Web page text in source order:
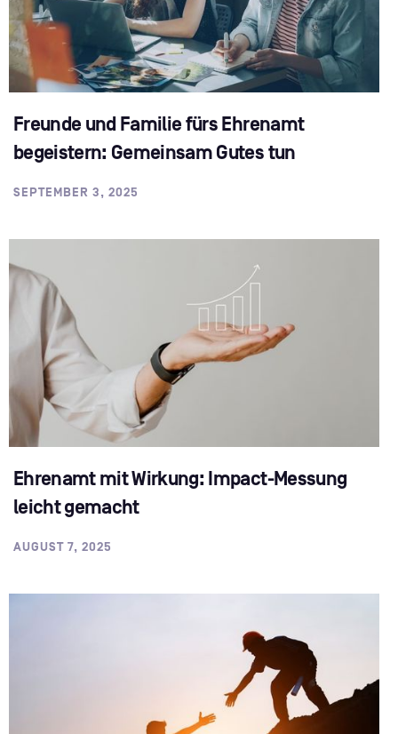
Freunde und Familie fürs Ehrenamt
begeistern: Gemeinsam Gutes tun
SEPTEMBER 3, 2025
Ehrenamt mit Wirkung: Impact-Messung
leicht gemacht
AUGUST 7, 2025